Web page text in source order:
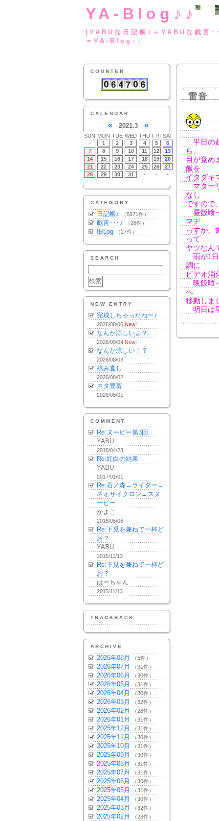
YA-Blog♪♪
(YABUな日記帳♪
＝YA-Blog♪♪
COUNTER
CALENDAR
« 2021.3 »
SUN MON TUE WED THU FRI SAT
-
1 2 3 4 5
6
7
8 9 10 11 12
13
14
15 16 17 18 19
20
21
22 23 24 25 26
27
28
29 30 31 - -
-
-
- - - - - -
CATEGORY
日記帳♪ （5971件）
戯言･･･♪ （28件）
旧Log （27件）
SEARCH
NEW ENTRY
完成しちゃったねー♪
2026/08/05 New!
なんか涼しいよ？
2026/08/04 New!
なんか涼しい！？
2026/08/03
積み直し
2026/08/02
ネタ豊富
2026/08/01
COMMENT
Re:ヌーピー第3回
YABU
2018/04/23
Re:紅白の結果
YABU
2017/01/01
Re:石ノ森→ライダー→
ネオサイクロン→スヌ
ーピー
かよこ
2016/05/08
Re:下見を兼ねて一杯ど
お？
YABU
2015/11/13
Re:下見を兼ねて一杯ど
お？
はーちゃん
2015/11/13
TRACKBACK
ARCHIVE
2026年08月 （5件）
2026年07月 （31件）
2026年06月 （30件）
2026年05月 （31件）
2026年04月 （30件）
2026年03月 （32件）
2026年02月 （28件）
2026年01月 （31件）
2025年12月 （31件）
2025年11月 （30件）
2025年10月 （31件）
2025年09月 （30件）
2025年08月 （31件）
2025年07月 （31件）
2025年06月 （30件）
2025年05月 （31件）
2025年04月 （30件）
2025年03月 （32件）
2025年02月 （28件）
雷音
平日の
ら、
目が覚め
飯を
イタダキ
マター
なし
ですので
昼飯喰
マヂ
っすか。
って
ヤツなん
雨が1日
調に
ビデオ消
晩飯喰
へ
移動しま
明日は